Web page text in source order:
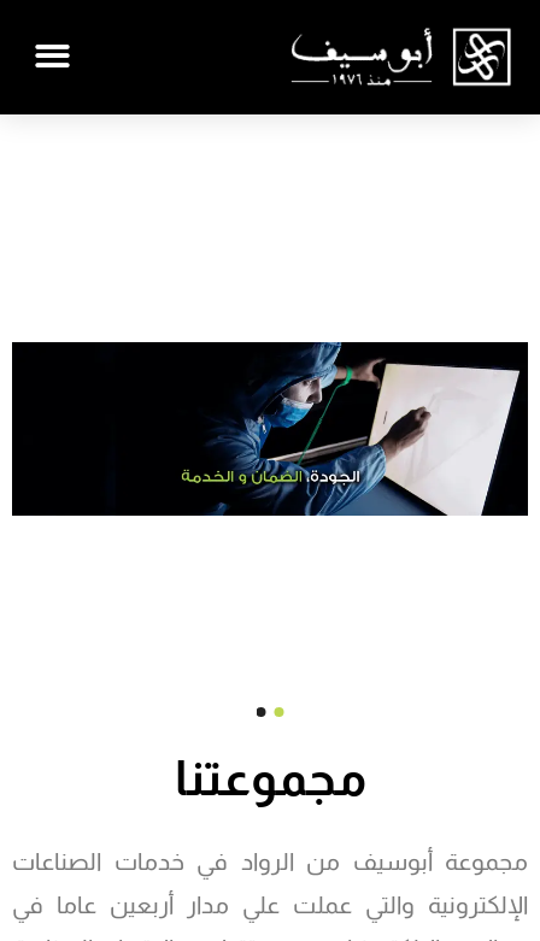
مجموعتنا
مجموعة أبوسيف من الرواد في خدمات الصناعات
الإلكترونية والتي عملت علي مدار أربعين عاما في